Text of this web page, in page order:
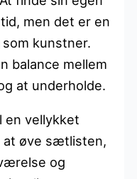
men det er en
kunstner.
balance mellem
at underholde.
en vellykket
at øve sætlisten,
og